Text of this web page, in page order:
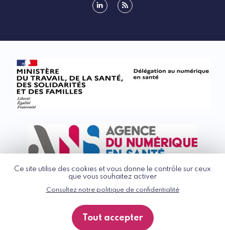
Ce site utilise des cookies et vous donne le contrôle sur ceux
que vous souhaitez activer
Consultez notre politique de confidentialité
Tout accepter
© G_NIUS 2026
Politique de confidentialité